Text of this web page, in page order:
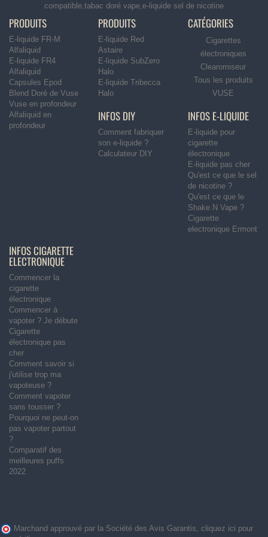
compatible,tabac doré vape,e-liquide sel de nicotine
PRODUITS
E-liquide FR-M
Alfaliquid
E-liquide FR4
Alfaliquid
Capsules Epod
Blend Doré de Vuse
Vuse en profondeur
Alfaliquid en
profondeur
PRODUITS
E-liquide Red
Astaire
E-liquide SubZero
Halo
E-liquide Tribecca
Halo
CATÉGORIES
Cigarettes
électroniques
Clearomiseur
Tous les produits
VUSE
INFOS DIY
Comment fabriquer
son e-liquide ?
Calculateur DIY
INFOS E-LIQUIDE
E-liquide pour
cigarette
électronique
E-liquide pas cher
Qu'est ce que le sel
de nicotine ?
Qu'est ce que le
Shake N Vape ?
Cigarette
electronique Ermont
INFOS CIGARETTE
ELECTRONIQUE
Commencer la
cigarette
électronique
Commencer à
vapoter ? Je débute
Cigarette
électronique pas
cher
Comment savoir si
j'utilise trop ma
vapoteuse ?
Comment vapoter
sans tousser ?
Pourquoi ne peut-on
pas vapoter partout
?
Comparatif des
meilleures puffs
2022
Marchand approuvé par la Société des Avis Garantis, cliquez ici pour